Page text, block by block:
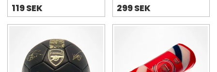
119 SEK 299 SEK